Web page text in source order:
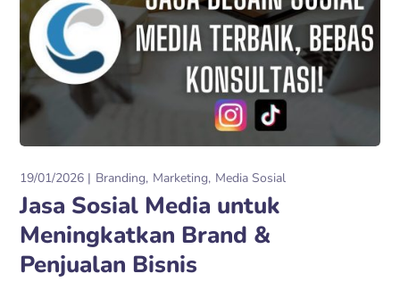
19/01/2026 Branding Marketing Media Sosial
Jasa Sosial Media untuk
Meningkatkan Brand &
Penjualan Bisnis